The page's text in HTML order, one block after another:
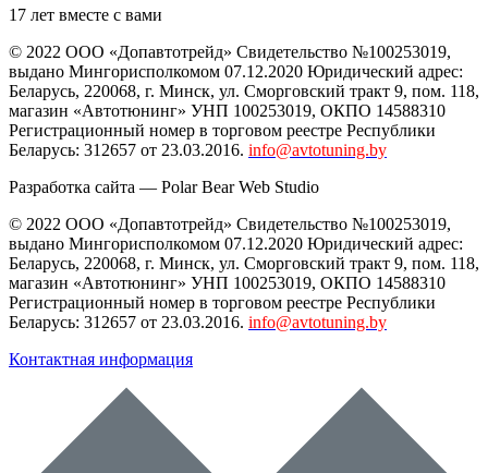
17 лет вместе с вами
© 2022 ООО «Допавтотрейд» Свидетельство №100253019,
выдано Мингорисполкомом 07.12.2020 Юридический адрес:
Беларусь, 220068, г. Минск, ул. Сморговский тракт 9, пом. 118,
магазин «Автотюнинг» УНП 100253019, ОКПО 14588310
Регистрационный номер в торговом реестре Республики
Беларусь: 312657 от 23.03.2016. info@avtotuning.by
Разработка сайта — Polar Bear Web Studio
© 2022 ООО «Допавтотрейд» Свидетельство №100253019,
выдано Мингорисполкомом 07.12.2020 Юридический адрес:
Беларусь, 220068, г. Минск, ул. Сморговский тракт 9, пом. 118,
магазин «Автотюнинг» УНП 100253019, ОКПО 14588310
Регистрационный номер в торговом реестре Республики
Беларусь: 312657 от 23.03.2016. info@avtotuning.by
Контактная информация